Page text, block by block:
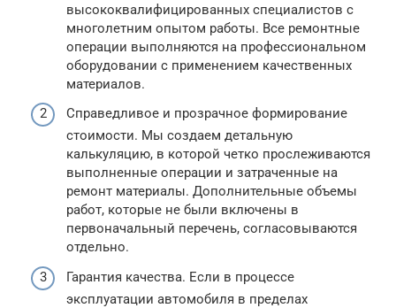
высококвалифицированных специалистов с
многолетним опытом работы. Все ремонтные
операции выполняются на профессиональном
оборудовании с применением качественных
материалов.
Справедливое и прозрачное формирование
стоимости. Мы создаем детальную
калькуляцию, в которой четко прослеживаются
выполненные операции и затраченные на
ремонт материалы. Дополнительные объемы
работ, которые не были включены в
первоначальный перечень, согласовываются
отдельно.
Гарантия качества. Если в процессе
эксплуатации автомобиля в пределах